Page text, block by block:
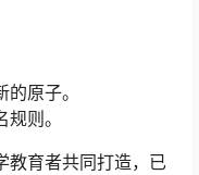
原子。
则。
教育者共同打造，已